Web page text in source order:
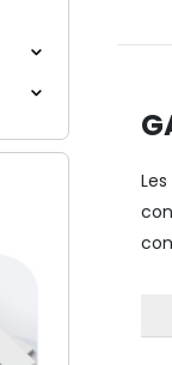
Les